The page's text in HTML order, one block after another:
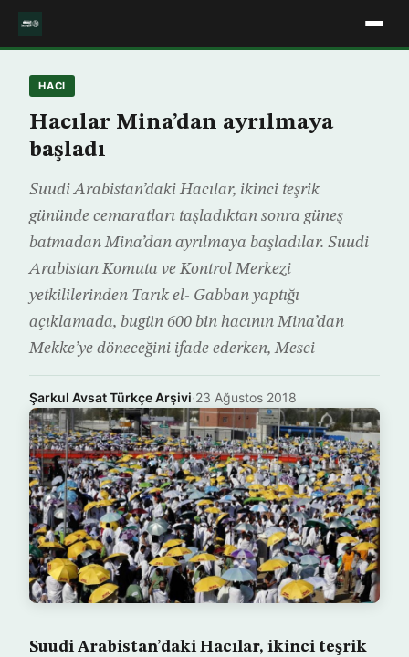
HACI
Hacılar Mina’dan ayrılmaya
başladı
Suudi Arabistan’daki Hacılar, ikinci teşrik
gününde cemaratları taşladıktan sonra güneş
batmadan Mina’dan ayrılmaya başladılar. Suudi
Arabistan Komuta ve Kontrol Merkezi
yetkililerinden Tarık el- Gabban yaptığı
açıklamada, bugün 600 bin hacının Mina’dan
Mekke’ye döneceğini ifade ederken, Mesci
Şarkul Avsat Türkçe Arşivi·23 Ağustos 2018
Suudi Arabistan’daki Hacılar, ikinci teşrik